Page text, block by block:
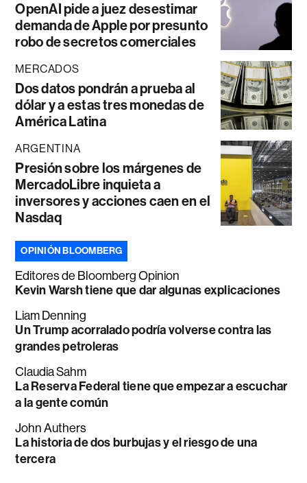
OpenAI pide a juez desestimar
demanda de Apple por presunto
robo de secretos comerciales
MERCADOS
Dos datos pondrán a prueba al
dólar y a estas tres monedas de
América Latina
ARGENTINA
Presión sobre los márgenes de
MercadoLibre inquieta a
inversores y acciones caen en el
Nasdaq
OPINIÓN BLOOMBERG
Editores de Bloomberg Opinion
Kevin Warsh tiene que dar algunas explicaciones
Liam Denning
Un Trump acorralado podría volverse contra las
grandes petroleras
Claudia Sahm
La Reserva Federal tiene que empezar a escuchar
a la gente común
John Authers
La historia de dos burbujas y el riesgo de una
tercera